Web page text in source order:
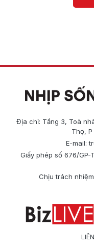
Địa chỉ: Tầng 3, Toà
Thọ,
E-mail:
Giấy phép số 676/
Chịu trách